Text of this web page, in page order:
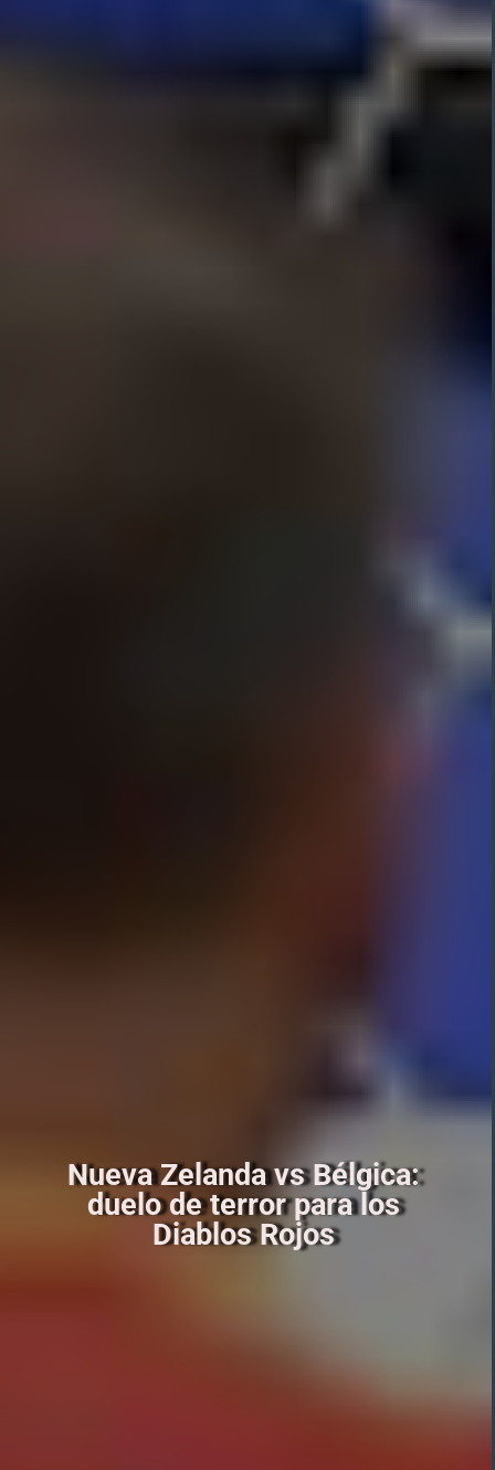
Nueva Zelanda vs Bélgica:
duelo de terror para los
Diablos Rojos